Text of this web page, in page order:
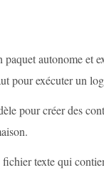
paquet autonome et
pour exécuter un
pour créer des
texte qui